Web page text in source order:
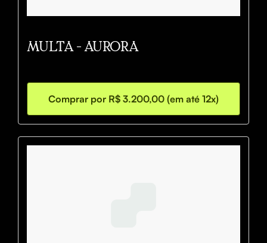
MULTA - AURORA
Comprar por R$ 3.200,00 (em até 12x)